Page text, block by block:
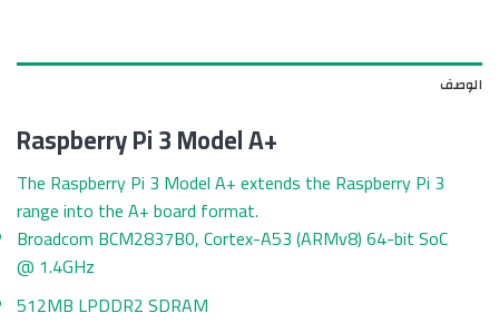
الوصف
Raspberry Pi 3 ModelA+
The Raspberry Pi 3 Model A+ extends the Raspberry Pi 3
range into the A+ board format.
Broadcom BCM2837B0, Cortex-A53 (ARMv8) 64-bit SoC
@ 1.4GHz
512MB LPDDR2 SDRAM